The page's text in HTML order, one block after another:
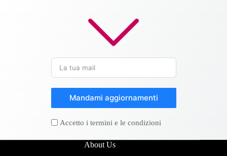
Mandami aggiornamenti
Accetto i termini e le condizioni
About Us